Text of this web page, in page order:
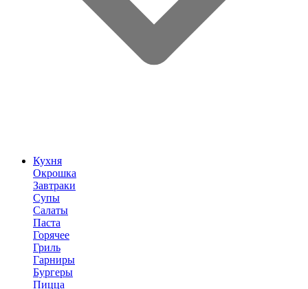
Кухня
Окрошка
Завтраки
Супы
Салаты
Паста
Горячее
Гриль
Гарниры
Бургеры
Пицца